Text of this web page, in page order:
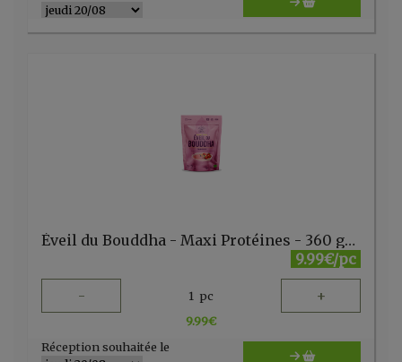
Éveil du Bouddha - Maxi Protéines - 360 gr Iswari
9.99€/pc
- 1 pc +
9.99€
Réception souhaitée le